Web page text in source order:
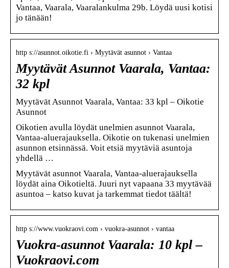
Vantaa, Vaarala, Vaaralankulma 29b. Löydä uusi kotisi
jo tänään!
http s://asunnot.oikotie.fi › Myytävät asunnot › Vantaa
Myytävät Asunnot Vaarala, Vantaa:
32 kpl
Myytävät Asunnot Vaarala, Vantaa: 33 kpl – Oikotie
Asunnot
Oikotien avulla löydät unelmien asunnot Vaarala,
Vantaa-aluerajauksella. Oikotie on tukenasi unelmien
asunnon etsinnässä. Voit etsiä myytäviä asuntoja
yhdellä …
Myytävät asunnot Vaarala, Vantaa-aluerajauksella
löydät aina Oikotieltä. Juuri nyt vapaana 33 myytävää
asuntoa – katso kuvat ja tarkemmat tiedot täältä!
http s://www.vuokraovi.com › vuokra-asunnot › vantaa
Vuokra-asunnot Vaarala: 10 kpl –
Vuokraovi.com